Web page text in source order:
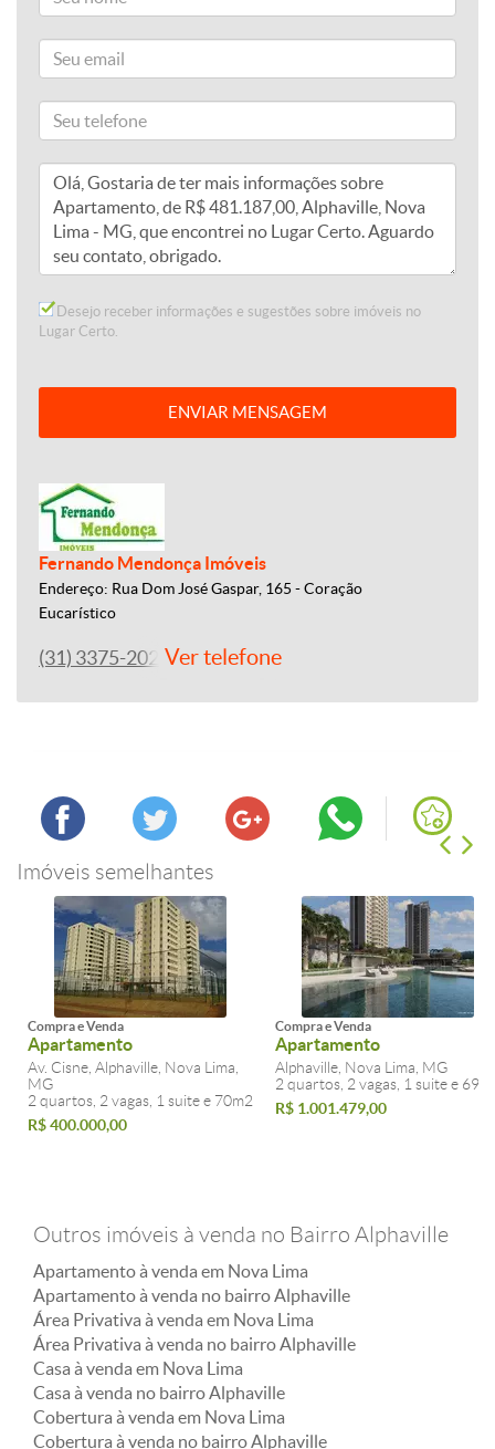
Desejo receber informações e sugestões sobre imóveis no
Lugar Certo.
ENVIAR MENSAGEM
Fernando Mendonça Imóveis
Endereço: Rua Dom José Gaspar, 165 - Coração
Eucarístico
(31) 3375-2022Ver telefone
Imóveis semelhantes
Compra e Venda
Apartamento
Av. Cisne, Alphaville, Nova Lima,
MG
2 quartos, 2 vagas, 1 suite e 70m2
R$ 400.000,00
Compra e Venda
Apartamento
Alphaville, Nova Lima, MG
2 quartos, 2 vagas, 1 suite e
R$ 1.001.479,00
Outros imóveis à venda no Bairro Alphaville
Apartamento à venda em Nova Lima
Apartamento à venda no bairro Alphaville
Área Privativa à venda em Nova Lima
Área Privativa à venda no bairro Alphaville
Casa à venda em Nova Lima
Casa à venda no bairro Alphaville
Cobertura à venda em Nova Lima
Cobertura à venda no bairro Alphaville